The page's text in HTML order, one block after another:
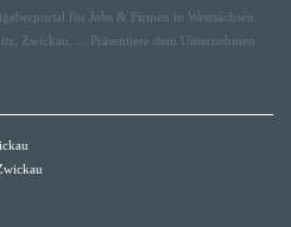
für Jobs & Firmen in Westsachsen.
Zwickau, ... Präsentiere dein Unternehmen